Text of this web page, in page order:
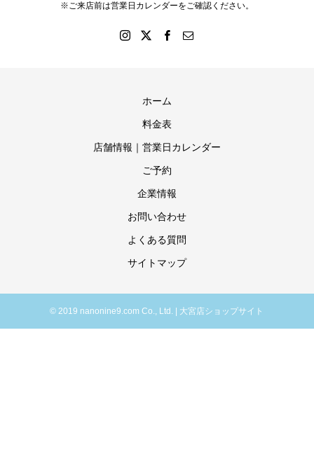
※ご来店前は営業日カレンダーをご確認ください。
ホーム
料金表
店舗情報｜営業日カレンダー
ご予約
企業情報
お問い合わせ
よくある質問
サイトマップ
© 2019 nanonine9.com Co., Ltd. | 大宮店ショップサイト